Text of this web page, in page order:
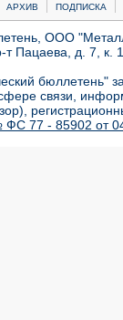
АРХИВ ПОДПИСКА
ООО
т Пацаева, д. 7,
бюллетень"
связи,
77 - 85902 от 04